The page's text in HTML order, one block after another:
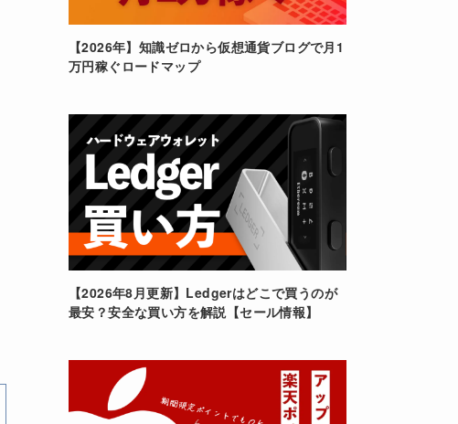
【2026年】知識ゼロから仮想通貨ブログで月1
万円稼ぐロードマップ
【2026年8月更新】Ledgerはどこで買うのが
最安？安全な買い方を解説【セール情報】